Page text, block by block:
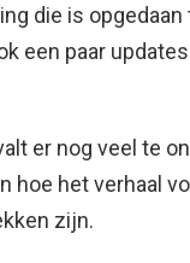
die is
een paar
er nog veel te
hoe het verhaal
zijn.